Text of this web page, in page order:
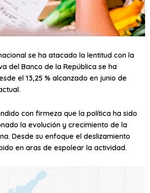
se ha atacado la lentitud con la
del Banco de la República se ha
el 13,25 % alcanzado en junio de
con firmeza que la política ha sido
la evolución y crecimiento de la
Desde su enfoque el deslizamiento
en aras de espolear la actividad.